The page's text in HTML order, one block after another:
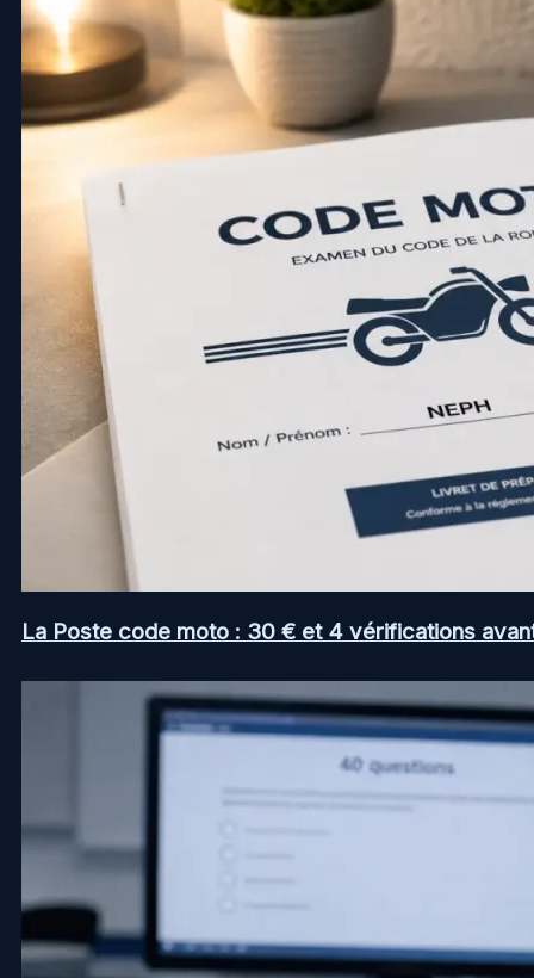
La Poste code moto : 30 € et 4 vérifications